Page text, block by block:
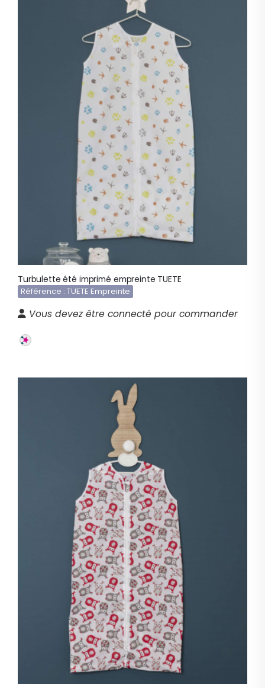
Turbulette été imprimé empreinte TUETE
Référence : TUETE Empreinte
Vous devez être connecté pour commander